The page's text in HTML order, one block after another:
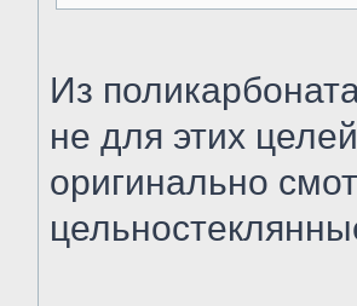
Из
не для этих
оригинально